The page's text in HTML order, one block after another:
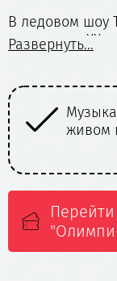
В ледовом шоу
чемпионы. XX
чемпионы
Тотьмянина,
мирового
чемпионы
игр – Алексей
Кацалапов,
Дробязко,
гости.
В составе
Развернуть...